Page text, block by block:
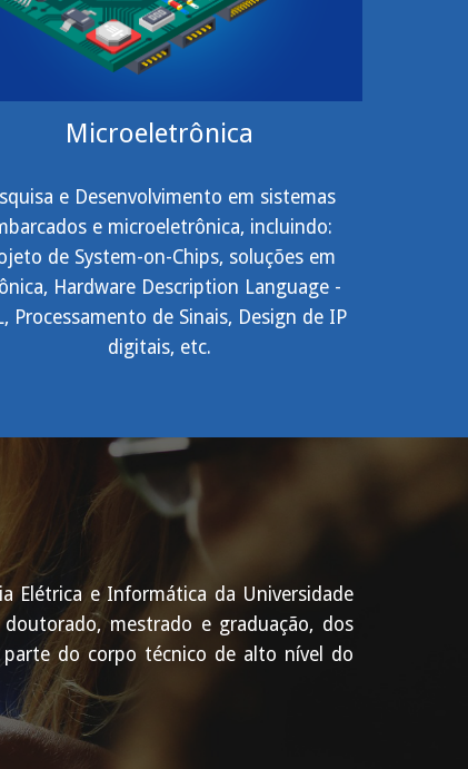
Microeletrônica
e Desenvolvimento em sistemas
e microeletrônica, incluindo:
de System-on-Chips, soluções em
Hardware Description Language -
Processamento de Sinais, Design de IP
digitais, etc.
Elétrica e Informática da Universidade
mestrado e graduação, dos
parte do corpo técnico de alto nível do